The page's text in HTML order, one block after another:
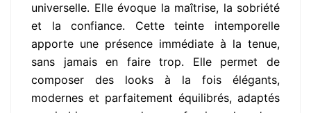
universelle. Elle évoque la maîtrise, la sobriété
et la confiance. Cette teinte intemporelle
apporte une présence immédiate à la tenue,
sans jamais en faire trop. Elle permet de
composer des looks à la fois élégants,
modernes et parfaitement équilibrés, adaptés